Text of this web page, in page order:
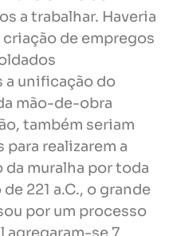
a trabalhar. Haveria
de empregos
a unificação do
mão-de-obra
também seriam
realizarem a
da muralha por toda
221 a.C., o grande
por um processo